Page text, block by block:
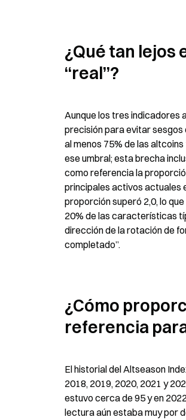
¿Qué tan lejos
“real”?
Aunque los tres indicadores
precisión para evitar sesgos
al menos 75% de las
ese umbral; esta brecha
como referencia la
principales activos actuales
proporción superó 2,0, lo
20% de las características
dirección de la rotación de
completado”.
¿Cómo
referencia
El historial del Altseason
2018, 2019, 2020, 2021 y
estuvo cerca de 95 y en
lectura aún estaba muy por